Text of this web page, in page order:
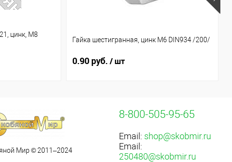
цинк, М8
Гайка шестигранная, цинк М6 DIN934 /200/
0.90 руб. / шт
Мир © 2011–2024
8-800-505-95-65
Email: shop@skobmir.ru
Email:
250480@skobmir.ru